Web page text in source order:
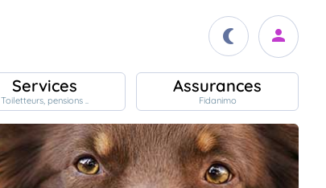
Services
Toiletteurs, pensions ..
Assurances
Fidanimo